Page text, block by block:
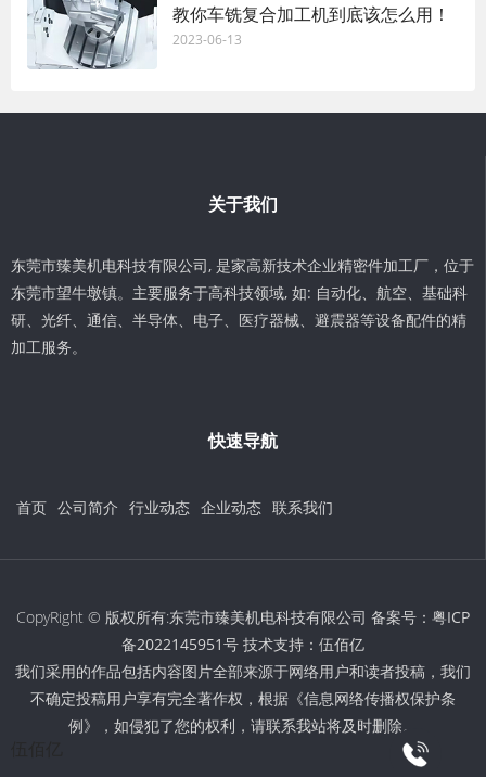
教你车铣复合加工机到底该怎么用！
2023-06-13
关于我们
东莞市臻美机电科技有限公司, 是家高新技术企业精密件加工厂，位于
东莞市望牛墩镇。主要服务于高科技领域, 如: 自动化、航空、基础科
研、光纤、通信、半导体、电子、医疗器械、避震器等设备配件的精
加工服务。
快速导航
首页 公司简介 行业动态 企业动态 联系我们
CopyRight © 版权所有:东莞市臻美机电科技有限公司 备案号： 粤ICP
备2022145951号 技术支持： 伍佰亿
我们采用的作品包括内容图片全部来源于网络用户和读者投稿，我们
不确定投稿用户享有完全著作权，根据《信息网络传播权保护条
例》，如侵犯了您的权利，请联系我站将及时删除。